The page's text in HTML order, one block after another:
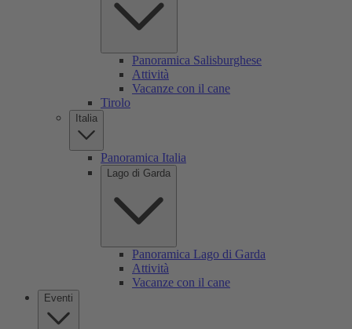
Panoramica Salisburghese
Attività
Vacanze con il cane
Tirolo
Italia
Panoramica Italia
Lago di Garda
Panoramica Lago di Garda
Attività
Vacanze con il cane
Eventi